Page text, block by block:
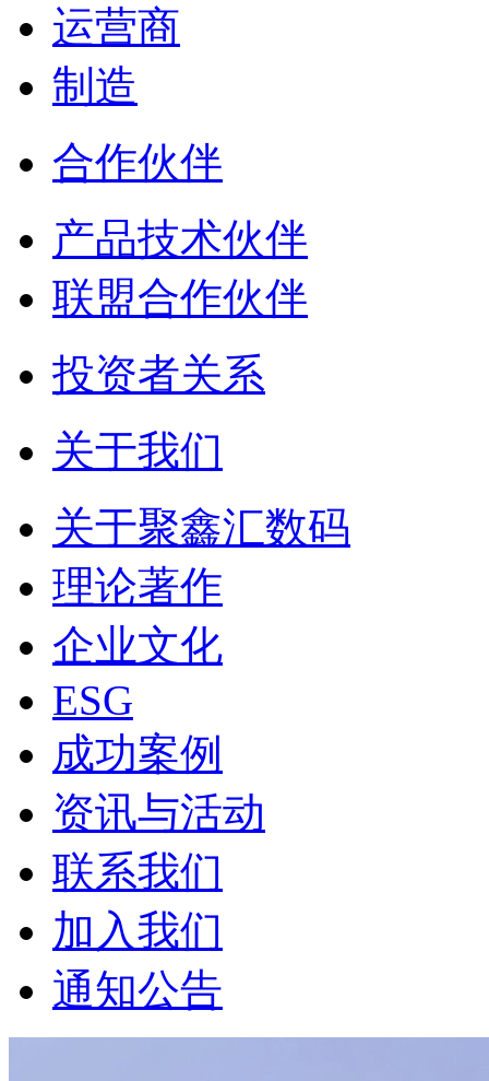
运营商
制造
合作伙伴
产品技术伙伴
联盟合作伙伴
投资者关系
关于我们
关于聚鑫汇数码
理论著作
企业文化
ESG
成功案例
资讯与活动
联系我们
加入我们
通知公告